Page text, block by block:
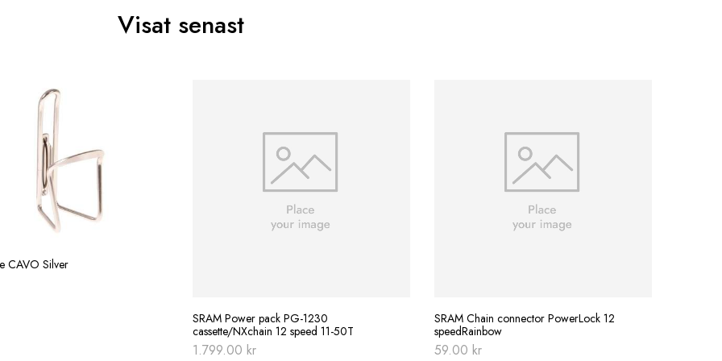
Visat senast
CAVO Silver
SRAM Power pack PG-1230
cassette/NXchain 12 speed 11-50T
1.799.00 kr
SRAM Chain connector PowerLock 12
speedRainbow
59.00 kr